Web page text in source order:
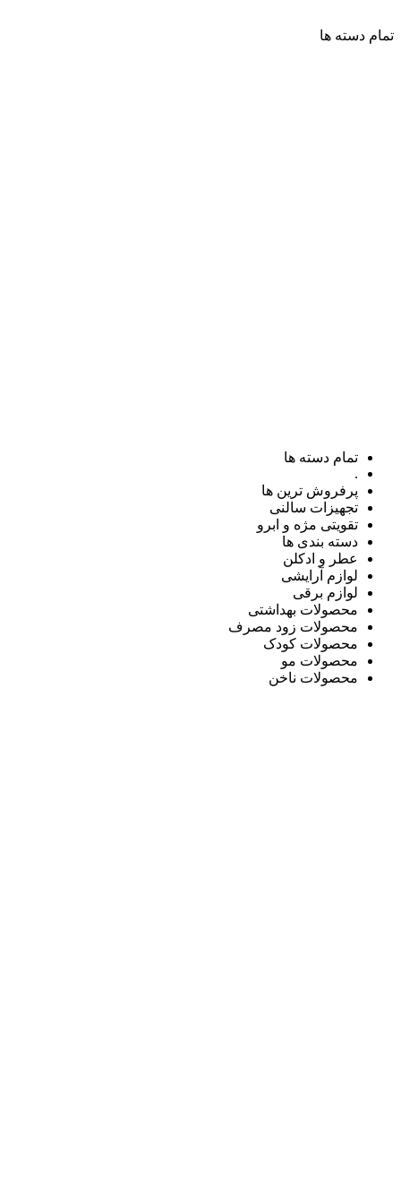
تمام دسته ها
تمام دسته ها
.
پرفروش ترین ها
تجهیزات سالنی
تقویتی مژه و ابرو
دسته بندی ها
عطر و ادکلن
لوازم آرایشی
لوازم برقی
محصولات بهداشتی
محصولات زود مصرف
محصولات کودک
محصولات مو
محصولات ناخن